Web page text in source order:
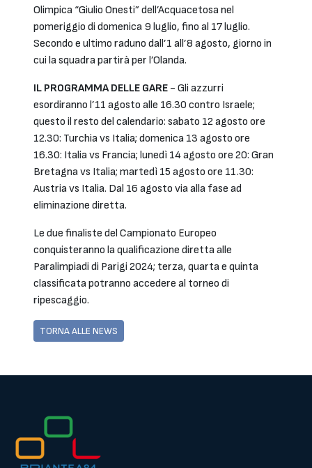
Olimpica “Giulio Onesti” dell’Acquacetosa nel
pomeriggio di domenica 9 luglio, fino al 17 luglio.
Secondo e ultimo raduno dall’1 all’8 agosto, giorno in
cui la squadra partirà per l’Olanda.
IL PROGRAMMA DELLE GARE - Gli azzurri
esordiranno l’11 agosto alle 16.30 contro Israele;
questo il resto del calendario: sabato 12 agosto ore
12.30: Turchia vs Italia; domenica 13 agosto ore
16.30: Italia vs Francia; lunedì 14 agosto ore 20: Gran
Bretagna vs Italia; martedì 15 agosto ore 11.30:
Austria vs Italia. Dal 16 agosto via alla fase ad
eliminazione diretta.
Le due finaliste del Campionato Europeo
conquisteranno la qualificazione diretta alle
Paralimpiadi di Parigi 2024; terza, quarta e quinta
classificata potranno accedere al torneo di
ripescaggio.
TORNA ALLE NEWS